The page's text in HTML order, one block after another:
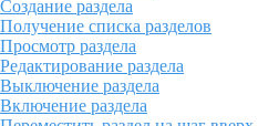
Создание раздела
Получение списка разделов
Просмотр раздела
Редактирование раздела
Выключение раздела
Включение раздела